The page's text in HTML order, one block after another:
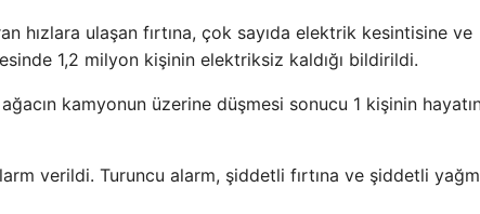
hızlara ulaşan fırtına, çok sayıda elektrik kesintisine ve
1,2 milyon kişinin elektriksiz kaldığı bildirildi.
kamyonun üzerine düşmesi sonucu 1 kişinin
verildi. Turuncu alarm, şiddetli fırtına ve şiddetli